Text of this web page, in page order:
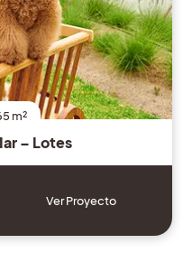
m²
– Lotes
Ver Proyecto